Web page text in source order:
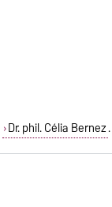
Dr. phil. Célia Bernez.